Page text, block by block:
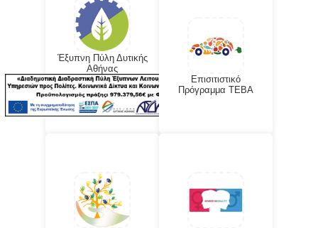
Έξυπνη Πύλη Δυτικής
Αθήνας
Επισιτιστικό
Πρόγραμμα ΤΕΒΑ